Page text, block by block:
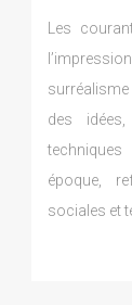
Les
des
époque,
sociales et